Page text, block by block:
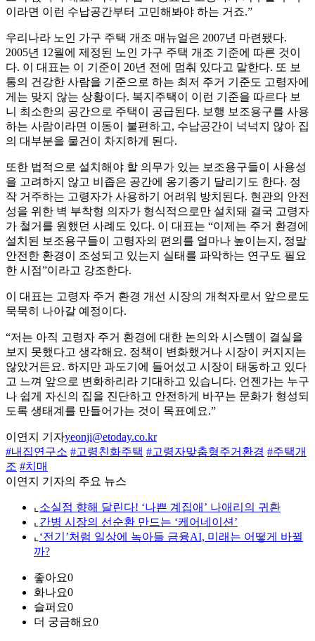
이라면 이런 수납공간부터 고민해봐야 하는 거죠.”
우리나라 노인 가구 주택 개조 매뉴얼은 2007년 마련됐다.
2005년 12월에 제정된 노인 가구 주택 개조 기준에 따른 것이
다. 이 대표는 이 기준이 20년 전에 멈춰 있다고 말한다. 또 보
통의 건강한 사람을 기준으로 하는 최저 주거 기준도 고령자에
게는 맞지 않는 상황이다. 복지주택이 이런 기준을 따르다 보
니 최소한의 공간으로 주택이 공급된다. 보행 보조용구를 사용
하는 사람이라면 이동이 불편하고, 수납공간이 넉넉지 않아 집
의 대부분을 물건이 차지하게 된다.
또한 법적으로 설치해야 할 의무가 있는 보조용구들이 사용성
을 고려하지 않고 비좁은 공간에 옹기종기 달리기도 한다. 정
작 거주하는 고령자가 사용하기 어려워 방치된다. 현관의 안전
성을 위한 벽 부착형 의자가 형식적으로만 설치돼 결국 고령자
가 철거를 원했던 사례도 있다. 이 대표는 “이제는 주거 환경에
설치된 보조용구들이 고령자의 편의를 얼마나 높이는지, 정말
안전한 환경이 조성되고 있는지 실태를 파악하는 연구도 필요
한 시점”이라고 강조한다.
이 대표는 고령자 주거 환경 개선 시장의 개척자로서 앞으로도
묵묵히 나아갈 예정이다.
“저는 아직 고령자 주거 환경에 대한 논의와 시스템이 결실을
보지 못했다고 생각해요. 정책이 변화했거나 시장이 커지지는
않았거든요. 하지만 과도기에 들어섰고 시장이 태동하고 있다
고 느껴 앞으로 변화하리라 기대하고 있습니다. 언젠가는 누구
나 쉽게 자신의 집을 진단하고 안전하게 바꾸는 문화가 형성되
도록 생태계를 만들어가는 것이 목표예요.”
이연지 기자yeonji@etoday.co.kr
#내집연구소 #고령친화주택 #고령자맞춤형주거환경 #주택개
조 #치매
이연지 기자의 주요 뉴스
⌞ 소실점 향해 달린다! ‘나쁜 계집애’ 나애리의 귀환
⌞ 간병 시장의 선순환 만드는 ‘케어네이션’
⌞ ‘전기’처럼 일상에 녹아들 금융AI, 미래는 어떻게 바뀔
까?
좋아요0
화나요0
슬퍼요0
더 궁금해요0